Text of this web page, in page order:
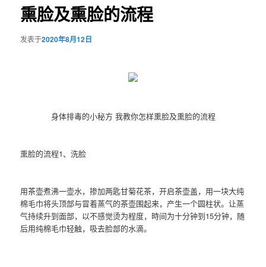
熏脸及熏脸的流程
发表于2020年8月12日
身体排毒的小秘方 我教你怎样熏脸及熏脸的流程
熏脸的流程1、洗脸
用茶壶煮沸一壶水，掺加两匙甘菊花茶，开启茶壶盖，用一块大纯
棉毛巾将头顶部与冒着蒸气的茶壶围起来，产生一个圆柱状。让蒸
气持续升到面部，以不感觉烫为程度，時间为十分钟到15分钟，随
后用纯棉毛巾轻触，吸去脸部的水滴。